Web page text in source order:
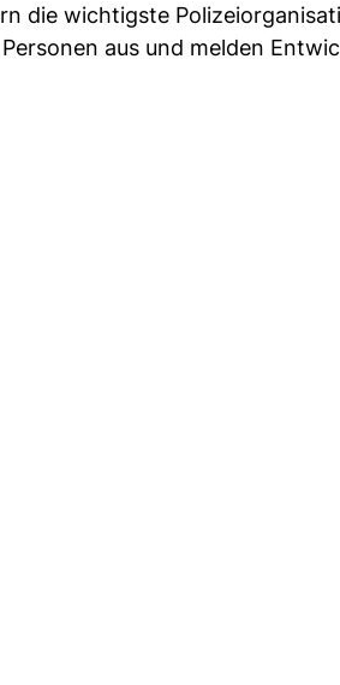
die wichtigste
aus und melden